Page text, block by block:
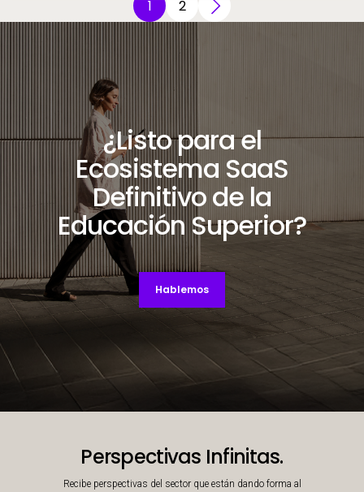
1 2
¿Listo para el
Ecosistema SaaS
Definitivo de la
Educación Superior?
Hablemos
Perspectivas Infinitas.
Recibe perspectivas del sector que están dando forma al